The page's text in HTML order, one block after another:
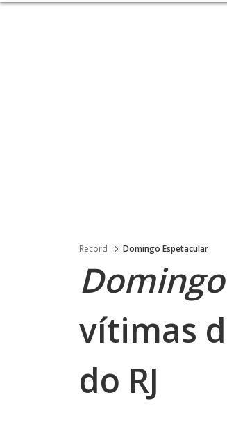
Record Domingo Espetacular
vítimas
do RJ